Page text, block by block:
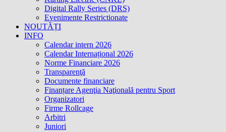
Digital Rally Series (DRS)
Evenimente Restrictionate
NOUTĂȚI
INFO
Calendar intern 2026
Calendar Internațional 2026
Norme Financiare 2026
Transparenţă
Documente financiare
Finanțare Agenţia Naţională pentru Sport
Organizatori
Firme Rollcage
Arbitri
Juniori